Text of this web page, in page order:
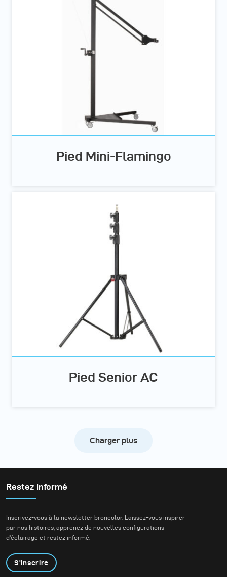
Pied Mini-Flamingo
Pied Senior AC
Charger plus
Restez informé
Inscrivez-vous à la newsletter broncolor. Laissez-vous inspirer
par nos histoires, apprenez de nouvelles configurations
d'éclairage et restez informé.
S'inscrire